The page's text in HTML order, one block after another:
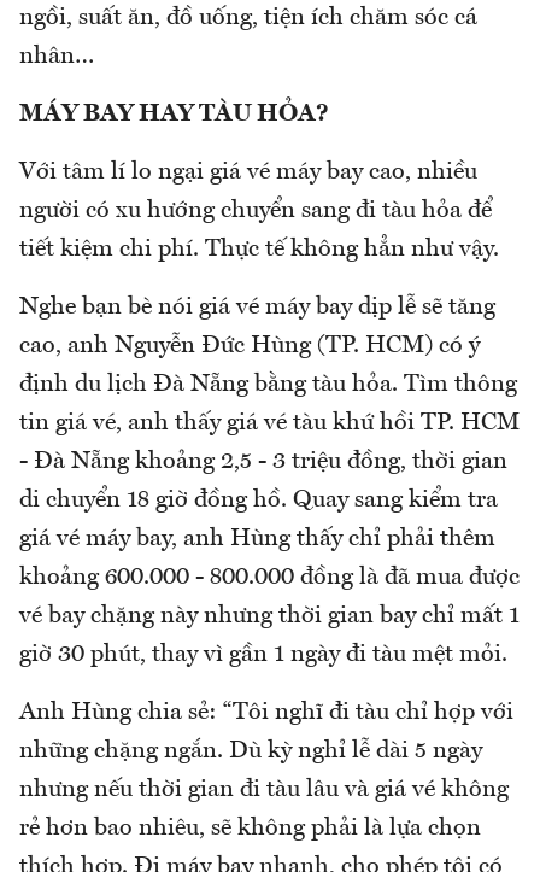
ngồi, suất ăn, đồ uống, tiện ích chăm sóc cá
nhân…
MÁY BAY HAY TÀU HỎA?
Với tâm lí lo ngại giá vé máy bay cao, nhiều
người có xu hướng chuyển sang đi tàu hỏa để
tiết kiệm chi phí. Thực tế không hẳn như vậy.
Nghe bạn bè nói giá vé máy bay dịp lễ sẽ tăng
cao, anh Nguyễn Đức Hùng (TP. HCM) có ý
định du lịch Đà Nẵng bằng tàu hỏa. Tìm thông
tin giá vé, anh thấy giá vé tàu khứ hồi TP. HCM
- Đà Nẵng khoảng 2,5 - 3 triệu đồng, thời gian
di chuyển 18 giờ đồng hồ. Quay sang kiểm tra
giá vé máy bay, anh Hùng thấy chỉ phải thêm
khoảng 600.000 - 800.000 đồng là đã mua được
vé bay chặng này nhưng thời gian bay chỉ mất 1
giờ 30 phút, thay vì gần 1 ngày đi tàu mệt mỏi.
Anh Hùng chia sẻ: “Tôi nghĩ đi tàu chỉ hợp với
những chặng ngắn. Dù kỳ nghỉ lễ dài 5 ngày
nhưng nếu thời gian đi tàu lâu và giá vé không
rẻ hơn bao nhiêu, sẽ không phải là lựa chọn
thích hợp. Đi máy bay nhanh, cho phép tôi có